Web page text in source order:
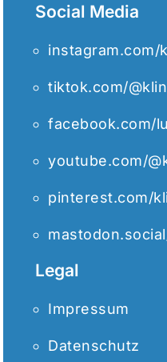
Social Media
instagram.com/
tiktok.com/
facebook.com/
youtube.com/
pinterest.com/
Legal
Impressum
Datenschutz